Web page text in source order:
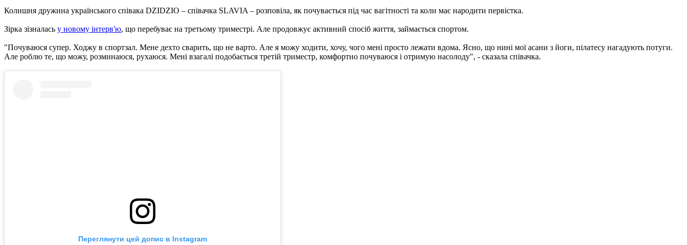
Колишня дружина українського співака DZIDZIO – співачка SLAVIA – розповіла, як почувається під час вагітності та коли має народити первістка.
Зірка зізналась у новому інтерв'ю, що перебуває на третьому триместрі. Але продовжує активний спосіб життя, займається спортом.
"Почуваюся супер. Ходжу в спортзал. Мене дехто сварить, що не варто. Але я можу ходити, хочу, чого мені просто лежати вдома. Ясно, що нині мої асани з йоги, пілатесу нагадують потуги.
Але роблю те, що можу, розминаюся, рухаюся. Мені взагалі подобається третій триместр, комфортно почуваюся і отримую насолоду", - сказала співачка.
Переглянути цей допис в Instagram